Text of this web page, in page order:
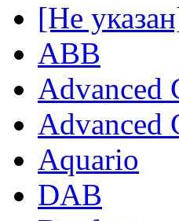
[Не
ABB
Advanced
Advanced
Aquario
DAB